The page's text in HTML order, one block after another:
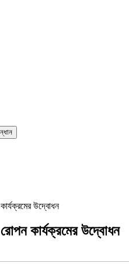
উদ্বোধন
কার্যক্রমের উদ্বোধন